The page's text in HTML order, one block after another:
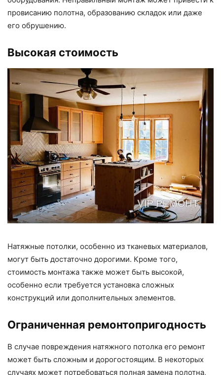
провисанию полотна, образованию складок или даже
его обрушению.
Высокая стоимость
Натяжные потолки, особенно из тканевых материалов,
могут быть достаточно дорогими. Кроме того,
стоимость монтажа также может быть высокой,
особенно если требуется установка сложных
конструкций или дополнительных элементов.
Ограниченная ремонтопригодность
В случае повреждения натяжного потолка его ремонт
может быть сложным и дорогостоящим. В некоторых
случаях может потребоваться полная замена полотна,